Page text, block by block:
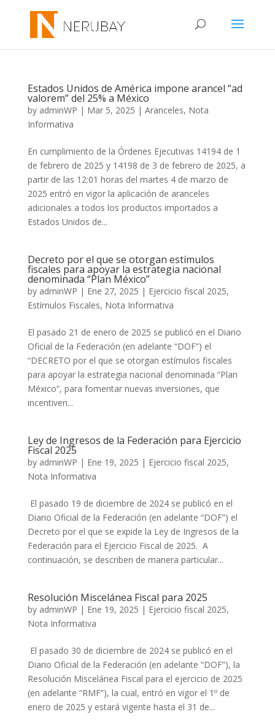
Estados Unidos de América impone arancel “ad
valorem” del 25% a México
by adminWP | Mar 5, 2025 | Aranceles, Nota
Informativa
En cumplimiento de la Órdenes Ejecutivas 14194 de 1
de febrero de 2025 y 14198 de 3 de febrero de 2025, a
partir de las 12:01 horas del martes 4 de marzo de
2025 entró en vigor la aplicación de aranceles
adicionales a todos los productos importados a
Estados Unidos de...
Decreto por el que se otorgan estímulos
fiscales para apoyar la estrategia nacional
denominada “Plan México”
by adminWP | Ene 27, 2025 | Ejercicio fiscal 2025,
Estímulos Fiscales, Nota Informativa
El pasado 21 de enero de 2025 se publicó en el Diario
Oficial de la Federación (en adelante “DOF”) el
“DECRETO por el que se otorgan estímulos fiscales
para apoyar la estrategia nacional denominada “Plan
México”, para fomentar nuevas inversiones, que
incentiven...
Ley de Ingresos de la Federación para Ejercicio
Fiscal 2025
by adminWP | Ene 19, 2025 | Ejercicio fiscal 2025,
Nota Informativa
El pasado 19 de diciembre de 2024 se publicó en el
Diario Oficial de la Federación (en adelante “DOF”) el
Decreto por el que se expide la Ley de Ingresos de la
Federación para el Ejercicio Fiscal de 2025. A
continuación, se describen de manera particular...
Resolución Miscelánea Fiscal para 2025
by adminWP | Ene 19, 2025 | Ejercicio fiscal 2025,
Nota Informativa
El pasado 30 de diciembre de 2024 se publicó en el
Diario Oficial de la Federación (en adelante “DOF”), la
Resolución Miscelánea Fiscal para el ejercicio de 2025
(en adelante “RMF”), la cual, entró en vigor el 1º de
enero de 2025 y estará vigente hasta el 31 de...